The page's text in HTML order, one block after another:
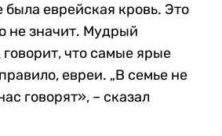
была еврейская кровь. Это
не значит. Мудрый
что самые ярые
евреи. „В семье не
говорят», – сказал